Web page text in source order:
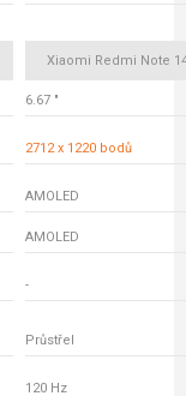
Xiaomi Redmi Note
6.67 "
2712 x 1220 bodů
AMOLED
AMOLED
-
Průstřel
120 Hz